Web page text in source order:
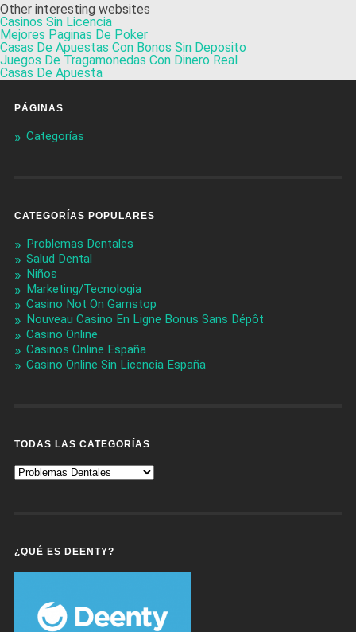
Other interesting websites
Casinos Sin Licencia
Mejores Paginas De Poker
Casas De Apuestas Con Bonos Sin Deposito
Juegos De Tragamonedas Con Dinero Real
Casas De Apuesta
PÁGINAS
Categorías
CATEGORÍAS POPULARES
Problemas Dentales
Salud Dental
Niños
Marketing/Tecnologia
Casino Not On Gamstop
Nouveau Casino En Ligne Bonus Sans Dépôt
Casino Online
Casinos Online España
Casino Online Sin Licencia España
TODAS LAS CATEGORÍAS
Todas
Las
¿QUÉ ES DEENTY?